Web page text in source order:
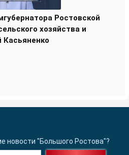
Ростовской
хозяйства и
Касьяненко
новости "Большого Ростова"?